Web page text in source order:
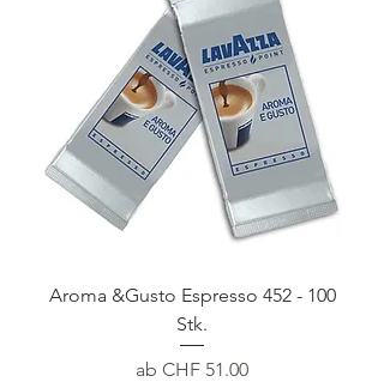
Aroma &Gusto Espresso 452 - 100
Stk.
ab CHF 51.00
Sale-Preis